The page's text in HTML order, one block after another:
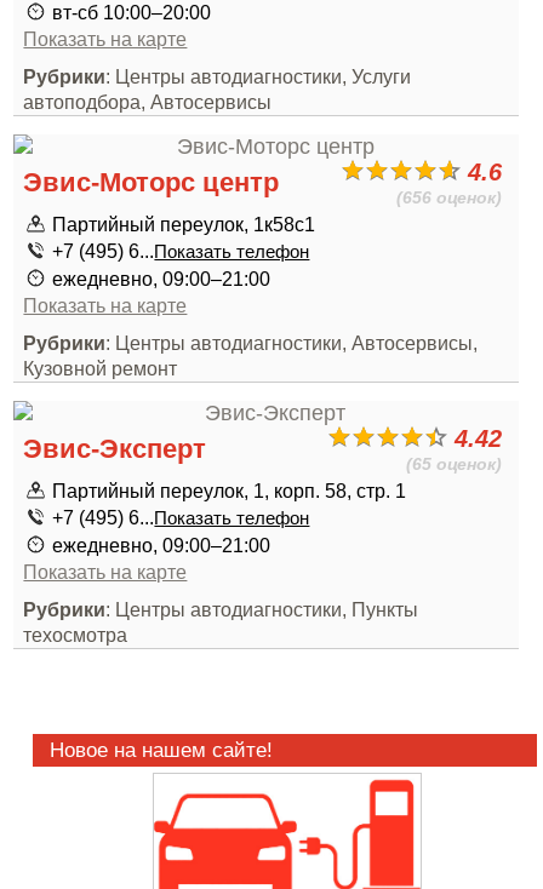
вт-сб 10:00–20:00
Показать на карте
Рубрики: Центры автодиагностики, Услуги
автоподбора, Автосервисы
4.6
(656 оценок)
Эвис-Моторс центр
Партийный переулок, 1к58с1
+7 (495) 6...Показать телефон
ежедневно, 09:00–21:00
Показать на карте
Рубрики: Центры автодиагностики, Автосервисы,
Кузовной ремонт
4.42
(65 оценок)
Эвис-Эксперт
Партийный переулок, 1, корп. 58, стр. 1
+7 (495) 6...Показать телефон
ежедневно, 09:00–21:00
Показать на карте
Рубрики: Центры автодиагностики, Пункты
техосмотра
Новое на нашем сайте!